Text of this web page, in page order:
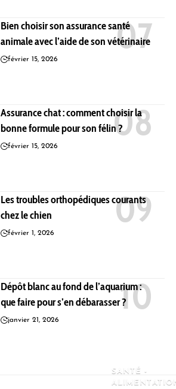
Bien choisir son assurance santé
animale avec l’aide de son vétérinaire
février 15, 2026
Assurance chat : comment choisir la
bonne formule pour son félin ?
février 15, 2026
Les troubles orthopédiques courants
chez le chien
février 1, 2026
Dépôt blanc au fond de l’aquarium :
que faire pour s’en débarasser ?
janvier 21, 2026
SANTÉ -